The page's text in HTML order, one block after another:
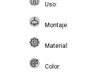
Uso
Montaje
Material
Color